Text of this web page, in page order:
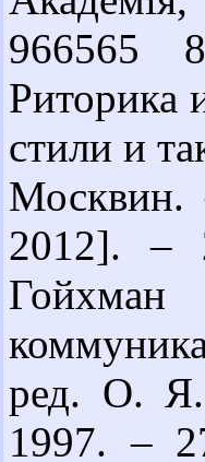
966565
Риторика
стили и
2012]. –
ред. О.
1997. –